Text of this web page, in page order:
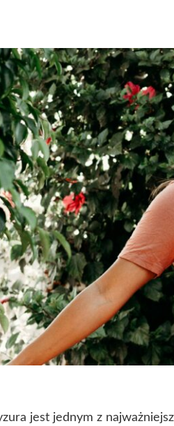
jest jednym z